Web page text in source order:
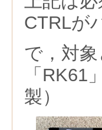
CTRLが
で，対
「
製）